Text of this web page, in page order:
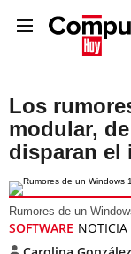
Los
modular,
disparan el
Rumores de un
SOFTWARE NOTICIA